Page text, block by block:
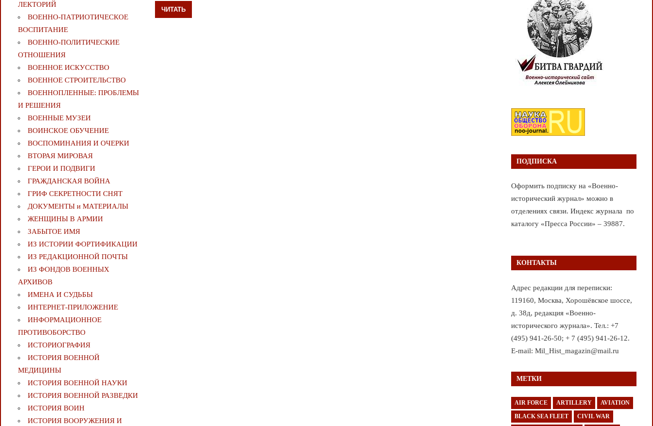
ЧИТАТЬ
ЛЕКТОРИЙ
ВОЕННО-ПАТРИОТИЧЕСКОЕ
ВОСПИТАНИЕ
ВОЕННО-ПОЛИТИЧЕСКИE
ОТНОШЕНИЯ
ВОЕННОЕ ИСКУССТВО
ВОЕННОЕ СТРОИТЕЛЬСТВО
ВОЕННОПЛЕННЫЕ: ПРОБЛЕМЫ
И РЕШЕНИЯ
ВОЕННЫЕ МУЗЕИ
ВОИНСКОЕ ОБУЧЕНИЕ
ВОСПОМИНАНИЯ И ОЧЕРКИ
ВТОРАЯ МИРОВАЯ
ГЕРОИ И ПОДВИГИ
ГРАЖДАНСКАЯ ВОЙНА
ГРИФ СЕКРЕТНОСТИ СНЯТ
ДОКУМЕНТЫ и МАТЕРИАЛЫ
ЖЕНЩИНЫ В АРМИИ
ЗАБЫТОЕ ИМЯ
ИЗ ИСТОРИИ ФОРТИФИКАЦИИ
ИЗ РЕДАКЦИОННОЙ ПОЧТЫ
ИЗ ФОНДОВ ВОЕННЫХ
АРХИВОВ
ИМЕНА И СУДЬБЫ
ИНТЕРНЕТ-ПРИЛОЖЕНИЕ
ИНФОРМАЦИОННОЕ
ПРОТИВОБОРСТВО
ИСТОРИОГРАФИЯ
ИСТОРИЯ ВОЕННОЙ
МЕДИЦИНЫ
ИСТОРИЯ ВОЕННОЙ НАУКИ
ИСТОРИЯ ВОЕННОЙ РАЗВЕДКИ
ИСТОРИЯ ВОИН
ИСТОРИЯ ВООРУЖЕНИЯ И
ПОДПИСКА
Оформить подписку на «Военно-
исторический журнал» можно в
отделениях связи. Индекс журнала по
каталогу «Пресса России» – 39887.
КОНТАКТЫ
Адрес редакции для переписки:
119160, Москва, Хорошёвское шоссе,
д. 38д, редакция «Военно-
исторического журнала». Тел.: +7
(495) 941-26-50; + 7 (495) 941-26-12.
E-mail: Mil_Hist_magazin@mail.ru
МЕТКИ
AIR FORCE ARTILLERY AVIATION
BLACK SEA FLEET CIVIL WAR